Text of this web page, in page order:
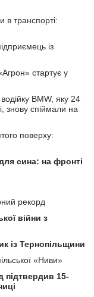
в транспорті:
із
стартує у
BMW, яку 24
знову спіймали на
поверху:
сина: на фронті
рекорд
війни з
із Тернопільщини
«Ниви»
підтвердив 15-